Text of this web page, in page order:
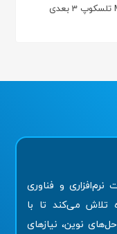
و فناوری
تلاش می‌کند تا با
نوین، نیازهای